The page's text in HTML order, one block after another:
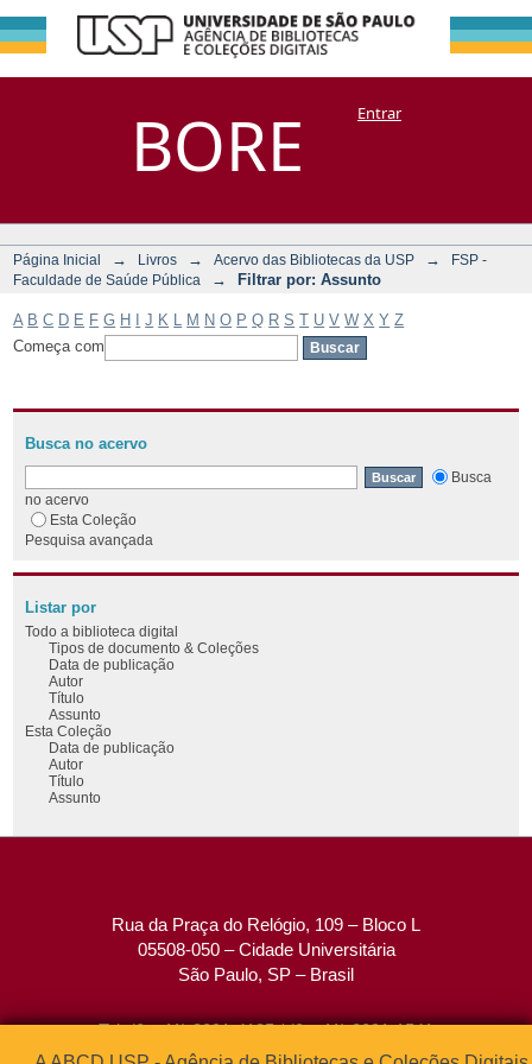
BORE
Filtrar por:
Assunto
DSpace/Manakin + CoriscoEntrar
Página Inicial → Livros → Acervo das Bibliotecas da USP →
FSP -
Faculdade de Saúde Pública
→ Filtrar por: Assunto
A B C D E F G H J K M N O P Q R S T U V W X Y Z
Começa com
Busca no acervo
Busca
no acervo
Esta Coleção
Pesquisa avançada
Listar por
Todo a biblioteca digital
Tipos de documento & Coleções
Data de publicação
Autor
Título
Assunto
Esta Coleção
Data de publicação
Autor
Título
Assunto
Rua da Praça do Relógio, 109 – Bloco L
05508-050 – Cidade Universitária
São Paulo, SP – Brasil
Tel: (0xx11) 3091-4195 / (0xx11) 3091-1541
Fax: (0xx11) 3091-1567